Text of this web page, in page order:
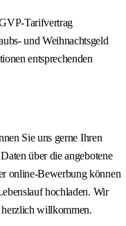
Tarifvertrag
und Weihnachtsgeld
entsprechenden
Sie uns gerne Ihren
über die angebotene
online-Bewerbung können
hochladen. Wir
willkommen.